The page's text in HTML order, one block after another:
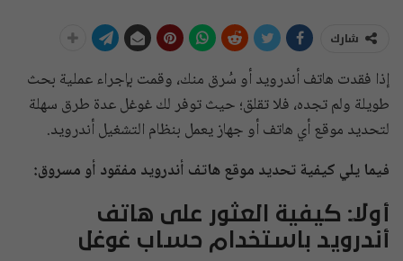
شارك
إذا فقدت هاتف أندرويد أو سُرق منك، وقمت بإجراء عملية بحث
طويلة ولم تجده، فلا تقلق؛ حيث توفر لك غوغل عدة طرق سهلة
لتحديد موقع أي هاتف أو جهاز يعمل بنظام التشغيل أندرويد.
فيما يلي كيفية تحديد موقع هاتف أندرويد مفقود أو مسروق:
أولاً: كيفية العثور على هاتف
أندرويد باستخدام حساب غوغل